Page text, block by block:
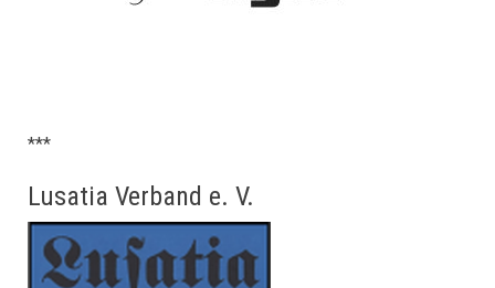
***
Lusatia Verband e. V.